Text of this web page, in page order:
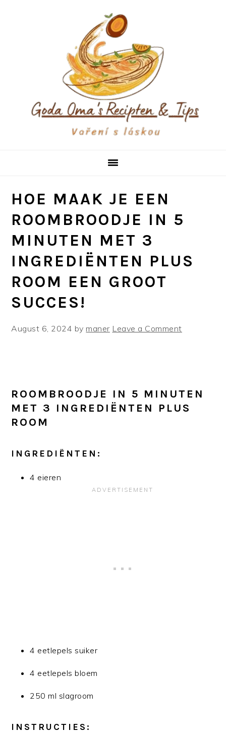
HOE MAAK JE EEN
ROOMBROODJE IN 5
MINUTEN MET 3
INGREDIËNTEN PLUS
ROOM EEN GROOT
SUCCES!
August 6, 2024 bymaner Leave a Comment
ROOMBROODJE IN 5 MINUTEN
MET 3 INGREDIËNTEN PLUS
ROOM
INGREDIËNTEN:
4 eieren
4 eetlepels suiker
4 eetlepels bloem
250 ml slagroom
INSTRUCTIES: